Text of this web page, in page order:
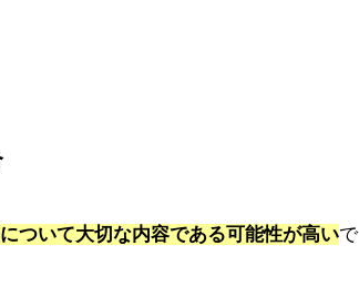
ついて大切な内容である可能性が高いで